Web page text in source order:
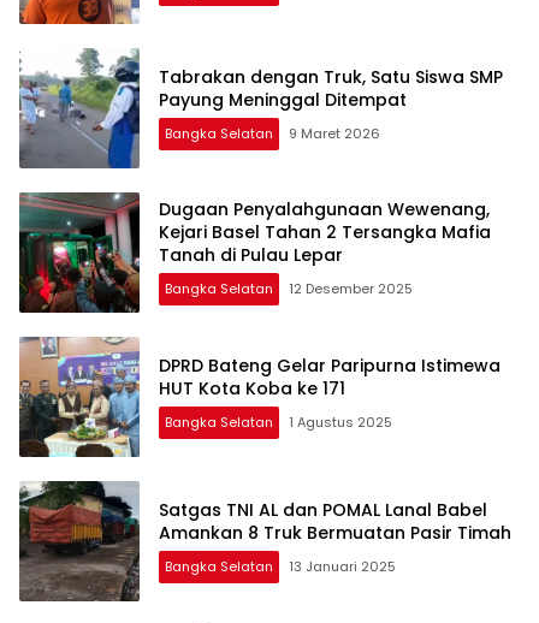
Tabrakan dengan Truk, Satu Siswa SMP
Payung Meninggal Ditempat
Bangka Selatan 9 Maret 2026
Dugaan Penyalahgunaan Wewenang,
Kejari Basel Tahan 2 Tersangka Mafia
Tanah di Pulau Lepar
Bangka Selatan 12 Desember 2025
DPRD Bateng Gelar Paripurna Istimewa
HUT Kota Koba ke 171
Bangka Selatan 1 Agustus 2025
Satgas TNI AL dan POMAL Lanal Babel
Amankan 8 Truk Bermuatan Pasir Timah
Bangka Selatan 13 Januari 2025